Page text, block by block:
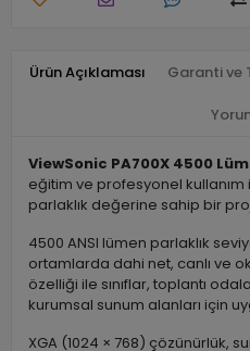
Ürün Açıklaması Garanti ve
ViewSonic PA700X 4500
eğitim ve profesyonel kullanım
parlaklık değerine sahip bir
4500 ANSI lümen parlaklık
ortamlarda dahi net, canlı ve
özelliği ile sınıflar, toplantı
kurumsal sunum alanları için
XGA (1024 × 768) çözünürlük,